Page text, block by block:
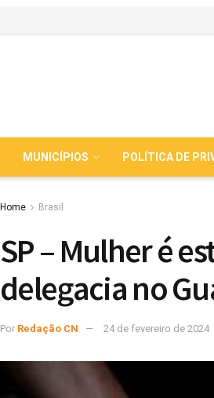
MUNICÍPIOS POLÍTICA DE
Home Brasil
SP – Mulher é
delegacia no
Por Redação CN 24 de fevereiro de 2024